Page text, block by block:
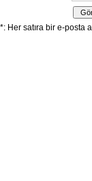
*: Her satıra bir e-posta